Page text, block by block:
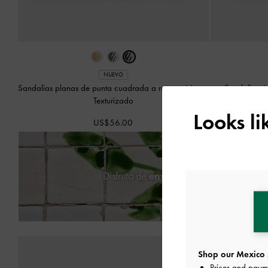
NUEVO
Sandalias planas de punta cuadrada a rayas-Negro
Texturizado
US$56.00
Sandalias
Disfruta de envío estándar gratuito
Looks
Shop our Mexico